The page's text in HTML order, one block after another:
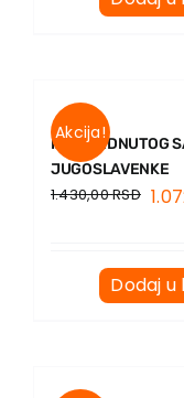
Akcija!
IZ OPSEDNUTOG
JUGOSLAVENKE
1.430,00RSD
Dodaj u